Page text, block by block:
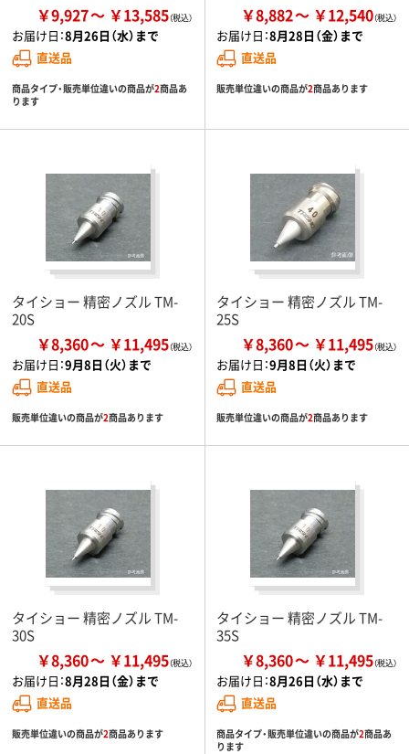
￥9,927 ￥13,585
お届け日：8月26日（水）まで
直送品
商品タイプ・販売単位違いの商品が2商品あ
ります
￥8,882 ￥12,540
お届け日：8月28日（金）まで
直送品
販売単位違いの商品が2商品あります
タイショー 精密ノズル TM-
20S
￥8,360 ￥11,495
お届け日：9月8日（火）まで
直送品
販売単位違いの商品が2商品あります
タイショー 精密ノズル TM-
25S
￥8,360 ￥11,495
お届け日：9月8日（火）まで
直送品
販売単位違いの商品が2商品あります
タイショー 精密ノズル TM-
30S
￥8,360 ￥11,495
お届け日：8月28日（金）まで
直送品
販売単位違いの商品が2商品あります
タイショー 精密ノズル TM-
35S
￥8,360 ￥11,495
お届け日：8月26日（水）まで
直送品
商品タイプ・販売単位違いの商品が2商品あ
ります